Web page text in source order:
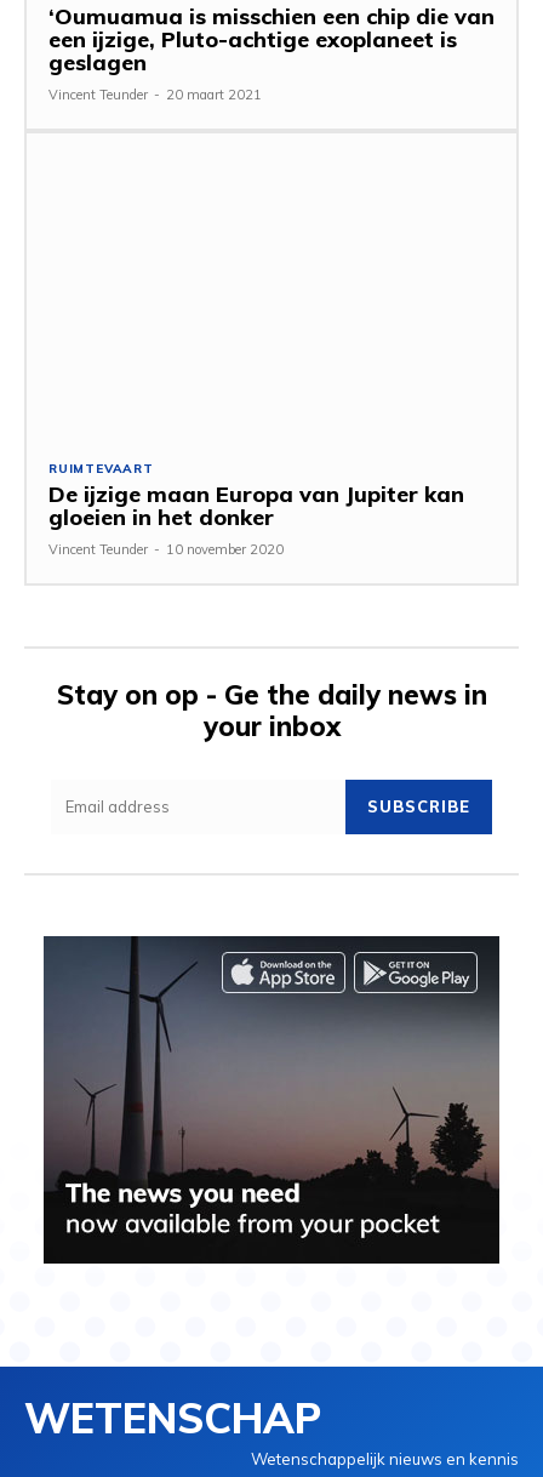
‘Oumuamua is misschien een chip die van
een ijzige, Pluto-achtige exoplaneet is
geslagen
Vincent Teunder - 20 maart 2021
RUIMTEVAART
De ijzige maan Europa van Jupiter kan
gloeien in het donker
Vincent Teunder - 10 november 2020
Stay on op - Ge the daily news in
your inbox
SUBSCRIBE
WETENSCHAP
Wetenschappelijk nieuws en kennis